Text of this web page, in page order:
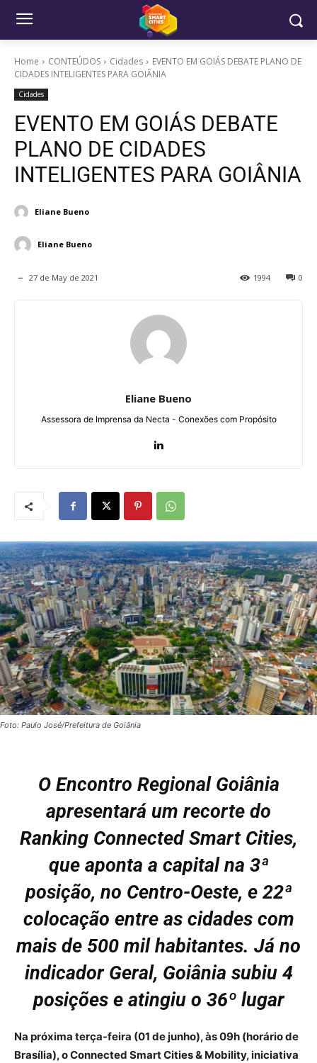
Home CONTEÚDOS Cidades
EVENTO EM GOIÁS DEBATE PLANO DE
CIDADES INTELIGENTES PARA GOIÂNIA
Cidades
EVENTO EM GOIÁS DEBATE
PLANO DE CIDADES
INTELIGENTES PARA GOIÂNIA
Eliane Bueno
Eliane Bueno
27 de May de 2021 0
1994
Eliane Bueno
Assessora de Imprensa da Necta - Conexões com Propósito
Foto: Paulo José/Prefeitura de Goiânia
O Encontro Regional Goiânia
apresentará um recorte do
Ranking Connected Smart Cities,
que aponta a capital na 3ª
posição, no Centro-Oeste, e 22ª
colocação entre as cidades com
mais de 500 mil habitantes. Já no
indicador Geral, Goiânia subiu 4
posições e atingiu o 36º lugar
Na próxima terça-feira (01 de junho), às 09h (horário de
Brasília), o Connected Smart Cities & Mobility, iniciativa